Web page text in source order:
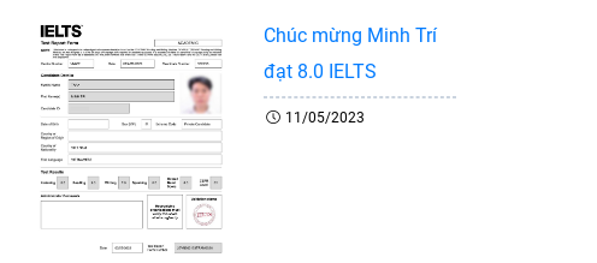
Chúc mừng Minh Trí
đạt 8.0 IELTS
11/05/2023